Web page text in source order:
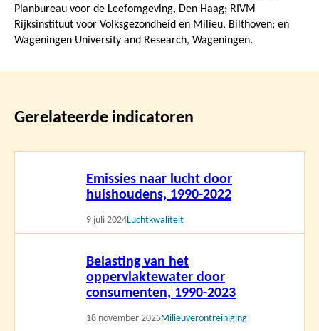
Planbureau voor de Leefomgeving, Den Haag; RIVM
Rijksinstituut voor Volksgezondheid en Milieu, Bilthoven; en
Wageningen University and Research, Wageningen.
Gerelateerde indicatoren
Emissies naar lucht door
huishoudens, 1990-2022
9 juli 2024Luchtkwaliteit
Belasting van het
oppervlaktewater door
consumenten, 1990-2023
18 november 2025Milieuverontreiniging